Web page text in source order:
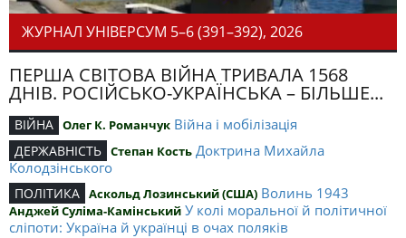
ЖУРНАЛ УНІВЕРСУМ 5–6 (391–392), 2026
ПЕРША СВІТОВА ВІЙНА ТРИВАЛА 1568
ДНІВ. РОСІЙСЬКО-УКРАЇНСЬКА – БІЛЬШЕ...
ВІЙНА Олег К. Романчук Війна і мобілізація
ДЕРЖАВНІСТЬ Степан Кость Доктрина Михайла
Колодзінського
ПОЛІТИКА Аскольд Лозинський (США) Волинь 1943
Анджей Суліма-Камінський У колі моральної й політичної
сліпоти: Україна й українці в очах поляків